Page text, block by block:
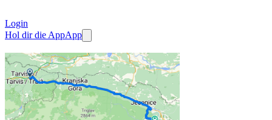
Login
Hol dir die AppApp